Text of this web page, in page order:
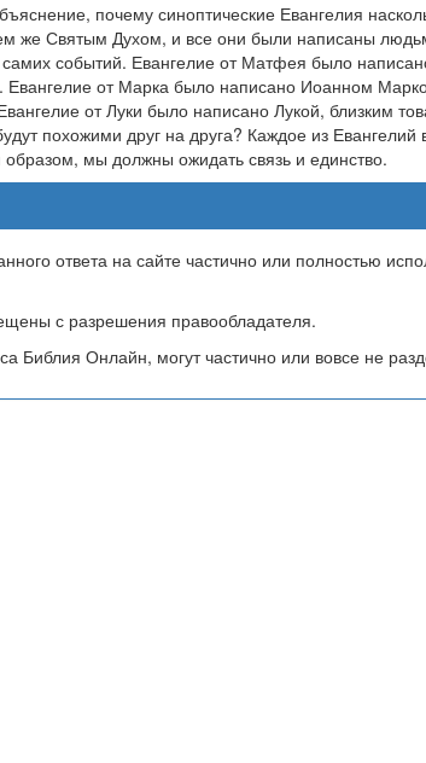
почему синоптические Евангелия
же Святым Духом, и все они были написаны
самих событий. Евангелие от Матфея было
Евангелие от Марка было написано Иоанном
от Луки было написано Лукой, близким
похожими друг на друга? Каждое из
мы должны ожидать связь и единство.
ответа на сайте частично или полностью
с разрешения правообладателя.
Библия Онлайн, могут частично или вовсе не